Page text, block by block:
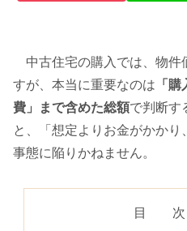
中古住宅の購入では、物件
すが、本当に重要なのは 「
費」まで含めた総額で判断す
と、「想定よりお金がかかり
事態に陥りかねません。
目 次